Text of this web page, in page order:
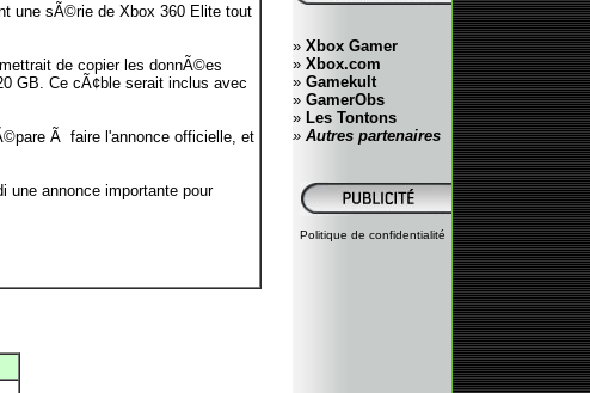
une sÃ©rie de Xbox 360 Elite tout
de copier les donnÃ©es
GB. Ce cÃ¢ble serait inclus avec
Ã faire l'annonce officielle, et
une annonce importante pour
» Xbox Gamer
» Xbox.com
» Gamekult
» GamerObs
» Les Tontons
» Autres partenaires
Politique de confidentialité